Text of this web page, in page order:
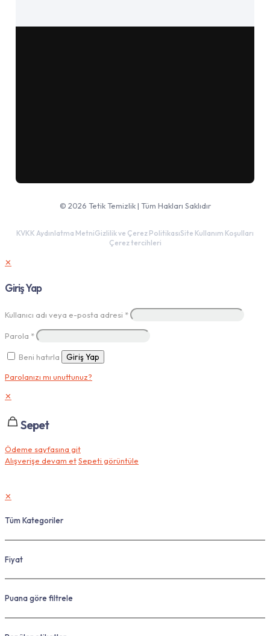
© 2026 Tetik Temizlik | Tüm Hakları Saklıdır
KVKK Aydınlatma MetniGizlilik ve Çerez PolitikasıSite Kullanım Koşulları
Çerez tercihleri
✕
Giriş Yap
Kullanıcı adı veya e-posta adresi *
Parola *
Beni hatırla Giriş Yap
Parolanızı mı unuttunuz?
✕
Sepet
Ödeme sayfasına git
Alışverişe devam etSepeti görüntüle
✕
Tüm Kategoriler
Fiyat
Puana göre filtrele